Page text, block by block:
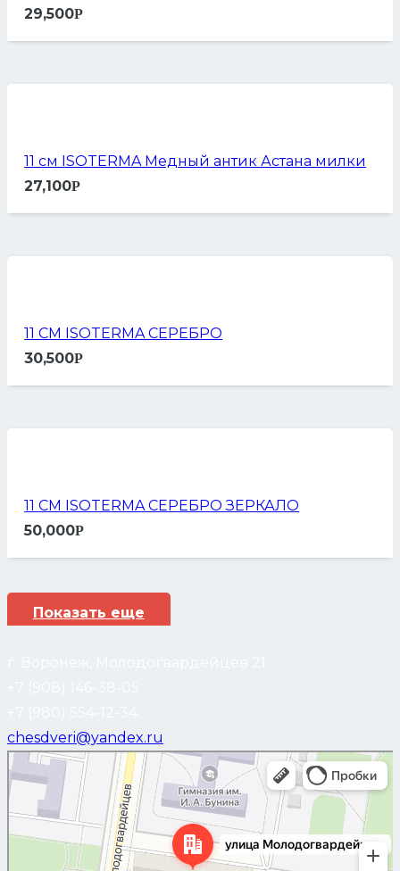
29,500Р
11 см ISOTERMA Медный антик Астана милки
27,100Р
11 СМ ISOTERMA СЕРЕБРО
30,500Р
11 СМ ISOTERMA СЕРЕБРО ЗЕРКАЛО
50,000Р
Показать еще
chesdveri@yandex.ru
Воронеж
Улица Молодогвардейцев, 21 — Яндекс Карты